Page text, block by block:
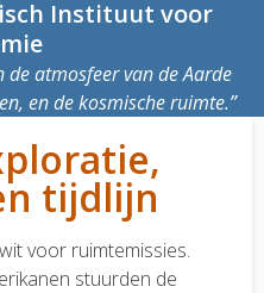
Instituut voor
de atmosfeer van de Aarde
en de kosmische ruimte.
tijdlijn
voor ruimtemissies.
stuurden de